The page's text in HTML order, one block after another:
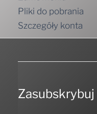
Pliki do pobrania
Szczegóły konta